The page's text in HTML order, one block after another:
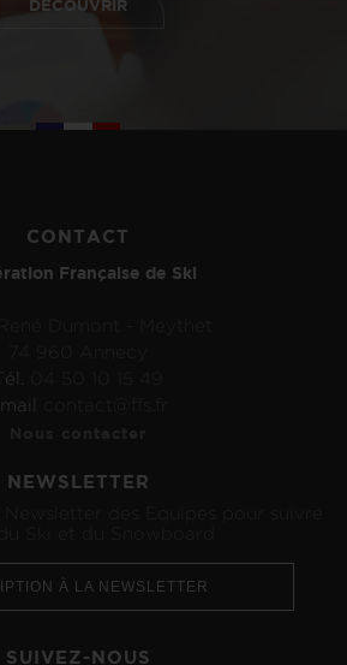
DÉCOUVRIR
CONTACT
Française de Ski
Tél.
NEWSLETTER
À LA NEWSLETTER
SUIVEZ-NOUS